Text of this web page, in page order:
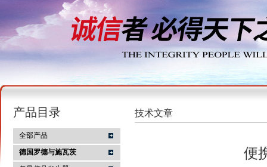
产品目录
全部产品
德国罗德与施瓦茨
技术文章
便